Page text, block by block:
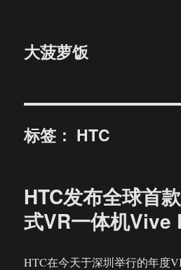
大菠萝饭
标签： HTC
HTC发布全球首
式VR一体机
HTC在今天于深圳举行的年度